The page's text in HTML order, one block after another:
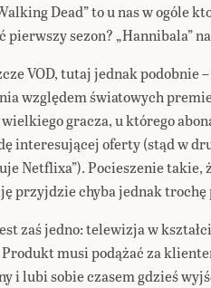
Dead” to u nas w ogóle
pierwszy sezon? „Hannibala”
VOD, tutaj jednak podobnie
względem światowych
gracza, u którego
interesującej oferty (stąd w
Netflixa”). Pocieszenie takie,
przyjdzie chyba jednak trochę
zaś jedno: telewizja w
musi podążać za
i lubi sobie czasem gdzieś